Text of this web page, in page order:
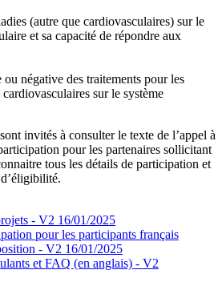
(autre que cardiovasculaires) sur le
et sa capacité de répondre aux
négative des traitements pour les
sur le système
invités à consulter le texte de l’appel à
pour les partenaires sollicitant
tous les détails de participation et
- V2 16/01/2025
pour les participants français
- V2 16/01/2025
et FAQ (en anglais) - V2